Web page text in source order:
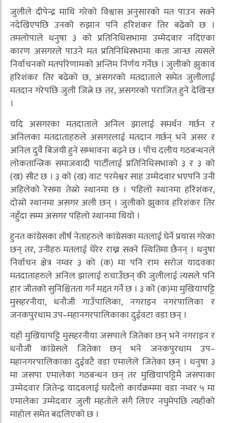
जुलीले दीपेन्द्र माथि गरेको विश्वास अनुसारको मत पाउन सक्ने
नदेखिएपछि उनको रुझान पनि हरिशंकर तिर बढेको छ ।
तमलोपाले धनुषा ३ को प्रतिनिधिसभामा उम्मेदवार नदिएका
कारण असगरले पाउने मत प्रतिनिधिसभामा कता जान्छ त्यसले
निर्वाचनको मतपरिणामको अन्तिम निर्णय गर्नेछ । जुलीको झुकाव
हरिशंकर तिर बढेको छ, असगरको मतदाताले समेत जुलीलाई
मतदान गरेपछि जुली जित्ने छ तर, असगरको पराजित हुने देखिन्छ
।
यदि असगरका मतदाताले अनिल झालाई समर्थन गर्छन र
अनिलका मतदाताहरुले असगरलाई मतदान गर्छन् भने असर र
अनिल दुवै बिजयी हुने सम्भावना बढ्ने छ । पाँच दलीय गठबन्धनले
लोकतान्त्रिक समाजवादी पार्टीलाई प्रतिनिधिसभाको ३ र ३ को
(ख) सीट छ । ३ को (ख) वाट परमेश्वर साह उम्मेदवार भएपनि उनी
अहिलेको रेसमा तेस्रो स्थानमा छ । पहिलो स्थानमा हरिशंकर,
दोस्रो स्थानमा असगर अली छन् । जुलीको झुकाव हरिशंकर तिर
नहुँदा सम्म असगर पहिलो स्थानमा थियो ।
हुनत कांग्रेसका शीर्ष नेताहरुले कांग्रेसका मतलाई घेर्ने प्रयास गरेका
छन् तर, उनीहरु मतलाई घेरेर राख्न सक्ने स्थितिमा छैनन् । धनुषा
निर्वाचन क्षेत्र नम्वर ३ को (क) मा पनि राम सरोज यादवका
मतदाताहरुले अनिल झालाई रुचाउँछन् की जुलीलाई त्यसले पनि
हार जीतको सुनिश्चितता गर्न मद्दत गर्ने छ । ३ को (क)मा मुखियापट्टि
मुसहरनीया, धनौजी गाउँपालिका, नगराइन नगरपालिका र
जनकपुरधाम उप–महानगरपालिकाका दुईवटा वडा छन् ।
यहाँ मुखियापट्टि मुसहरनीया जसपाले जितेका छन् भने नगराइन र
धनौजी कांग्रेसले जितेका छन् भने जनकपुरधाम उप–
महानगरपालिकाका दुईवटै वडा एमालेले जितेका छन् । धनुषा ३
मा जसपा एमालेका गठबन्धन छन् तर मुखियापट्टिमै जसपाका
उम्मेदवार जितेन्द्र यादवलाई घरदैलो कार्यक्रममा वडा नम्वर ५ मा
एमालेका उम्मेदवार जुली महतोले संगै लिएर नघुमेपछि त्यहाँको
माहोल समेत बदलिएको छ ।